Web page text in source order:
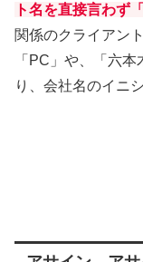
ト名を直接言わず
関係のクライアン
「PC」や、「六
り、会社名のイニ